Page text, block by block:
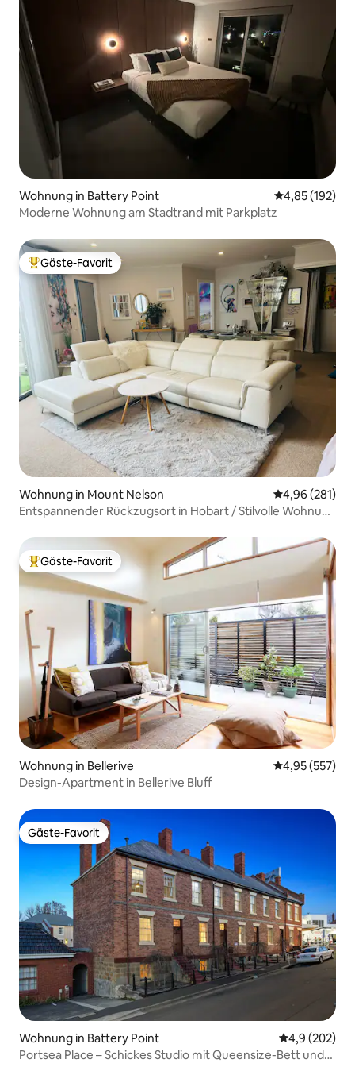
Wohnung in Battery Point
4,85 (192)
Moderne Wohnung am Stadtrand mit Parkplatz
Beliebter Gäste-Favorit.
Gäste-Favorit
Wohnung in Mount Nelson
4,96 (281)
Entspannender Rückzugsort in Hobart / Stilvolle Wohnung
Beliebter Gäste-Favorit.
Gäste-Favorit
Wohnung in Bellerive
4,95 (557)
Design-Apartment in Bellerive Bluff
Gäste-Favorit
Gäste-Favorit
Wohnung in Battery Point
4,9 (202)
Portsea Place – Schickes Studio mit Queensize-Bett und